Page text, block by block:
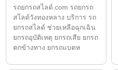
รถยกรถสไลด์.com รถยกรถ
สไลด์วังทองหลาง บริการ รถ
ยกรถสไลด์ ช่วยเหลือฉุกเฉิน
ยกรถอุบัติเหตุ ยกรถเสีย ยกรถ
ตกข้างทาง ยกรถแบตห